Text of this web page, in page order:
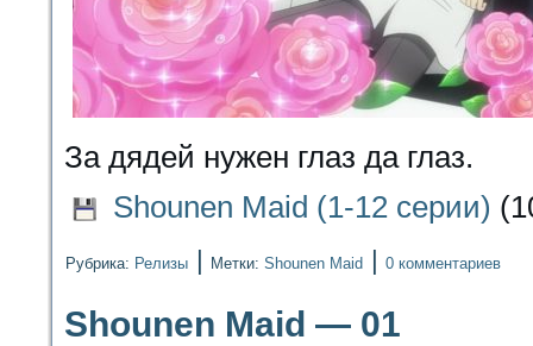
За дядей нужен глаз да глаз.
Shounen Maid (1-12 серии)
Рубрика: Релизы | Метки: Shounen Maid | 0 комментариев
Shounen Maid — 01